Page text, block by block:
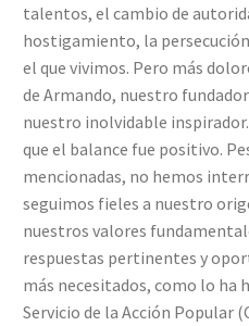
talentos, el cambio de
hostigamiento, la
el que vivimos. Pero más
de Armando, nuestro
nuestro inolvidable
que el balance fue positivo.
mencionadas, no hemos
seguimos fieles a nuestro
nuestros valores
respuestas pertinentes y
más necesitados, como lo ha
Servicio de la Acción Popular